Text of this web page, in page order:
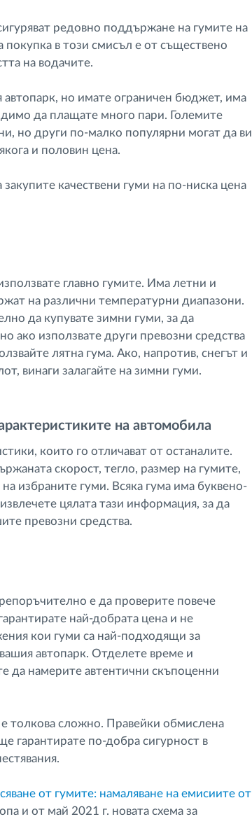
редовно поддържане на гумите на
покупка в този смисъл е от съществено
на водачите.
автопарк, но имате ограничен бюджет, има
да плащате много пари. Големите
но други по-малко популярни могат да ви
и половин цена.
качествени гуми на по-ниска цена
главно гумите. Има летни и
на различни температурни диапазони.
да купувате зимни гуми, за да
ако използвате други превозни средства
лятна гума. Ако, напротив, снегът и
винаги залагайте на зимни гуми.
на автомобила
които го отличават от останалите.
скорост, тегло, размер на гумите,
избраните гуми. Всяка гума има буквено-
цялата тази информация, за да
превозни средства.
е да проверите повече
най-добрата цена и не
кои гуми са най-подходящи за
автопарк. Отделете време и
да намерите автентични скъпоценни
е толкова сложно. Правейки обмислена
гарантирате по-добра сигурност в
от гумите: намаляване на емисиите от
и от май 2021 г. новата схема за